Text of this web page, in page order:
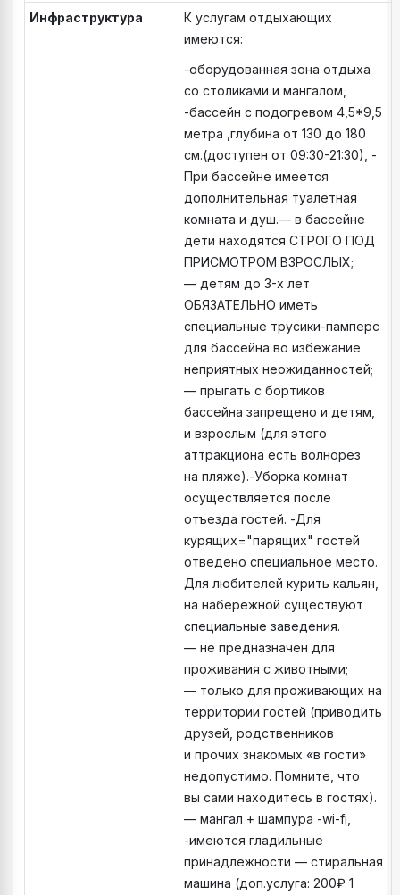
Инфраструктура
К услугам отдыхающих
имеются:
-оборудованная зона отдыха
со столиками и мангалом,
-бассейн с подогревом 4,5*9,5
метра ,глубина от 130 до 180
см.(доступен от 09:30-21:30), -
При бассейне имеется
дополнительная туалетная
комната и душ.— в бассейне
дети находятся СТРОГО ПОД
ПРИСМОТРОМ ВЗРОСЛЫХ;
— ⁠детям до 3-х лет
ОБЯЗАТЕЛЬНО иметь
специальные трусики-памперс
для бассейна во избежание
неприятных неожиданностей;
— ⁠прыгать с бортиков
бассейна запрещено и детям,
и взрослым (для этого
аттракциона есть волнорез
на пляже).-Уборка комнат
осуществляется после
отъезда гостей. -Для
курящих="парящих" гостей
отведено специальное место.
Для любителей курить кальян,
на набережной существуют
специальные заведения.
— не предназначен для
проживания с животными;
— ⁠только для проживающих на
территории гостей (приводить
друзей, родственников
и прочих знакомых «в гости»
недопустимо. Помните, что
вы сами находитесь в гостях).
— ⁠мангал + шампура -wi-fi,
-имеются гладильные
принадлежности — ⁠стиральная
машина (доп.услуга: 200₽ 1